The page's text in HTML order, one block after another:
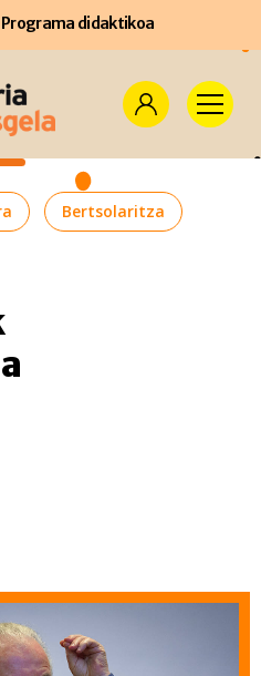
Programa didaktikoa
Bertsolaritza